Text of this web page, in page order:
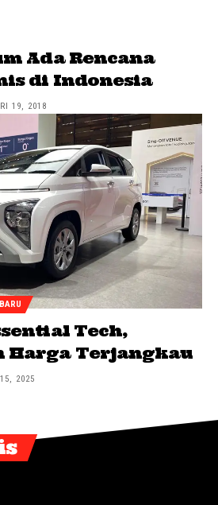
Ada Rencana
di Indonesia
19, 2018
Tech,
Harga Terjangkau
2025